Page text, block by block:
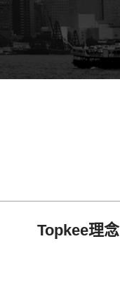
Topkee理念